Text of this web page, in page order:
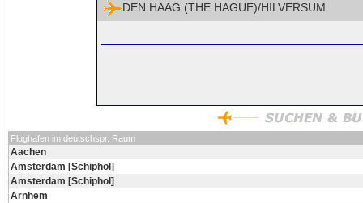
DEN HAAG (THE HAGUE)/HILVERSUM
Flughafen im deutschspr. Raum
Aachen
Amsterdam [Schiphol]
Amsterdam [Schiphol]
Arnhem